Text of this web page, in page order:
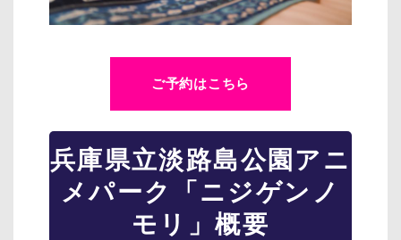
ご予約はこちら
兵庫県立淡路島公園アニ
メパーク「ニジゲンノ
モリ」概要